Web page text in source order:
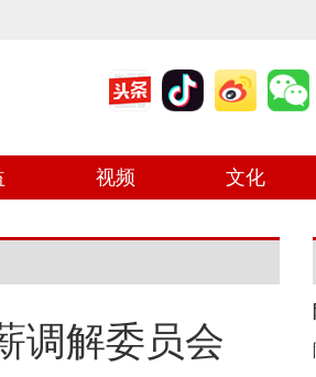
视频 文化
调解委员会